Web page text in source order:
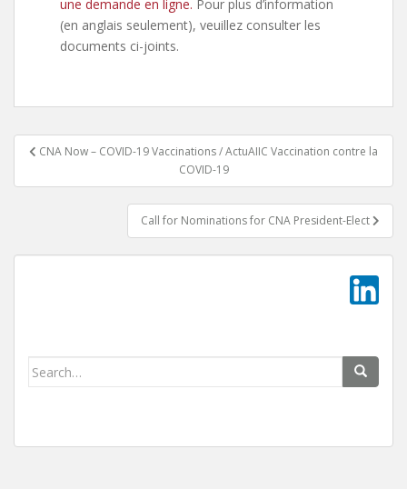
une demande en ligne. Pour plus d’information
(en anglais seulement), veuillez consulter les
documents ci-joints.
PostCNA Now – COVID-19 Vaccinations / ActuAIIC Vaccination contre la
COVID-19
Call for Nominations for CNA President-Elect
Search